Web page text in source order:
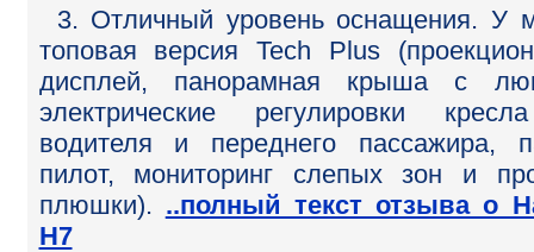
3. Отличный уровень оснащения. У
топовая версия Tech Plus
дисплей, панорамная крыша с
электрические регулировки
водителя и переднего пассажира,
пилот, мониторинг слепых зон и
плюшки). ..полный текст отзыва о
H7